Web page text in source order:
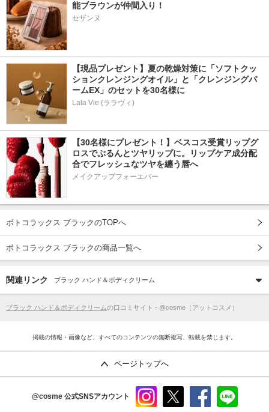
能ブラウンが仲間入り！
セザンヌ
【現品プレゼント】夏の乾燥対策に「ソフトクッ
ションクレンジングオイル」と「クレンジングバ
ームEX」のセットを30名様に
Lala Vie (ララヴィ)
【30名様にプレゼント！】ベスコス受賞リップグ
ロスでぷるんとツヤリップに。リップケア成分配
合でフレッシュなツヤを纏う唇へ
メイクアップフォーエバー
ボトコラックス ブラックのTOPへ
ボトコラックス ブラックの商品一覧へ
関連リンク ブラック ハンド＆ボディクリーム
ブラック ハンド＆ボディクリームの口コミサイト - @cosme（アットコスメ）
掲載の情報・画像など、すべてのコンテンツの無断複写、転載を禁じます。
ページトップへ
@cosme 公式SNSアカウント